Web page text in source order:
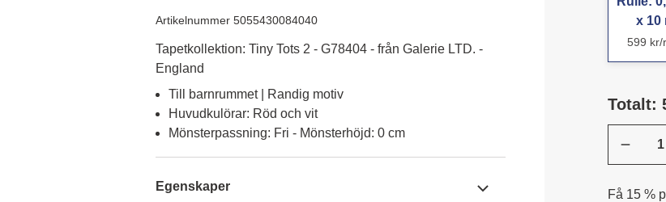
Artikelnummer 5055430084040
Tapetkollektion: Tiny Tots 2 - G78404 - från Galerie LTD. -
England
Till barnrummet | Randig motiv
Huvudkulörar: Röd och vit
Mönsterpassning: Fri - Mönsterhöjd: 0 cm
Egenskaper
x 10
599 kr/
Totalt:
Få 15 %